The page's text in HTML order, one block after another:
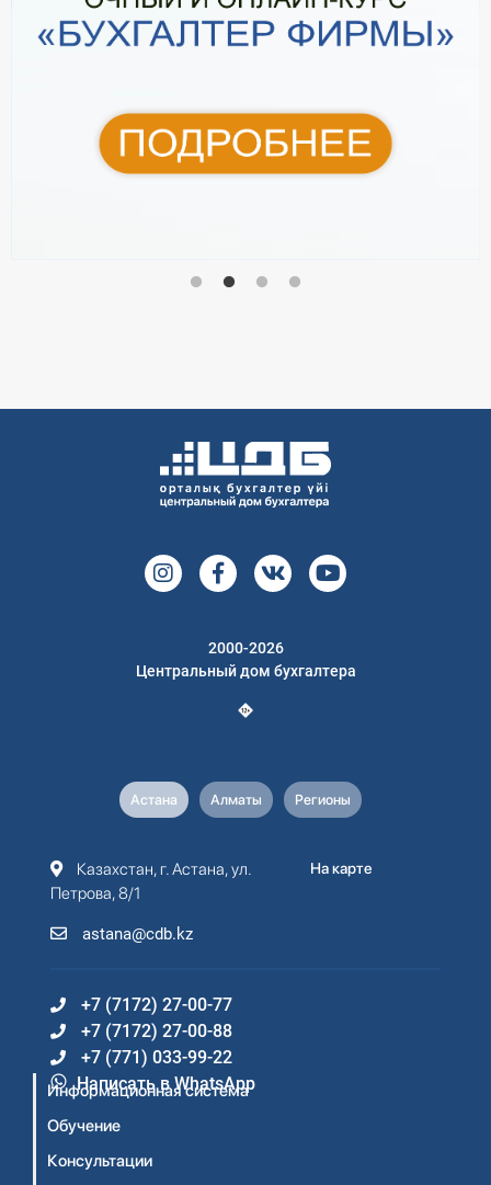
2000-2026
Центральный дом бухгалтера
Астана Алматы Регионы
Казахстан, г. Астана, ул.
Петрова, 8/1
astana@cdb.kz
На карте
+7 (7172) 27-00-77
+7 (7172) 27-00-88
+7 (771) 033-99-22
Написать в WhatsApp
Информационная система
Обучение
Консультации